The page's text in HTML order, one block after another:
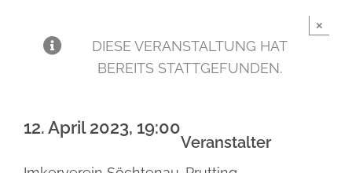
WIRTSCHAFT
UNSER ORT
DIESE VERANSTALTUNG HAT
BEREITS STATTGEFUNDEN.
×
12. April 2023, 19:00
Veranstalter